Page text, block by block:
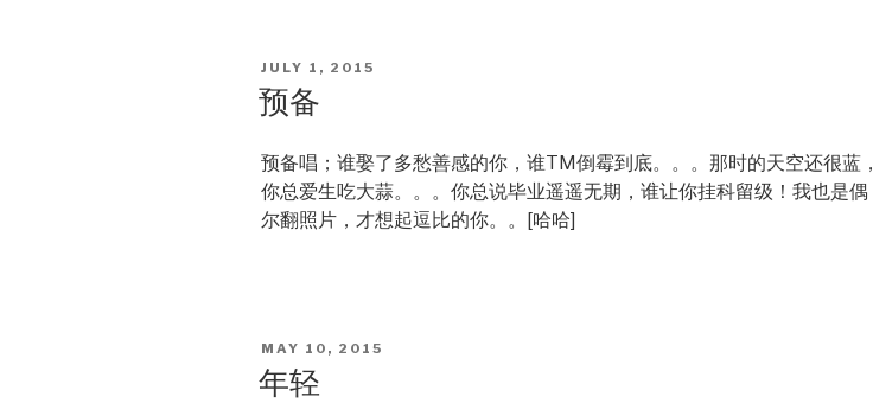
POSTED
ON
JULY 1, 2015
预备
预备唱；谁娶了多愁善感的你，谁TM倒霉到底。。。那时的天空还很蓝，
你总爱生吃大蒜。。。你总说毕业遥遥无期，谁让你挂科留级！我也是偶
尔翻照片，才想起逗比的你。。[哈哈]
POSTED
ON
MAY 10, 2015
年轻